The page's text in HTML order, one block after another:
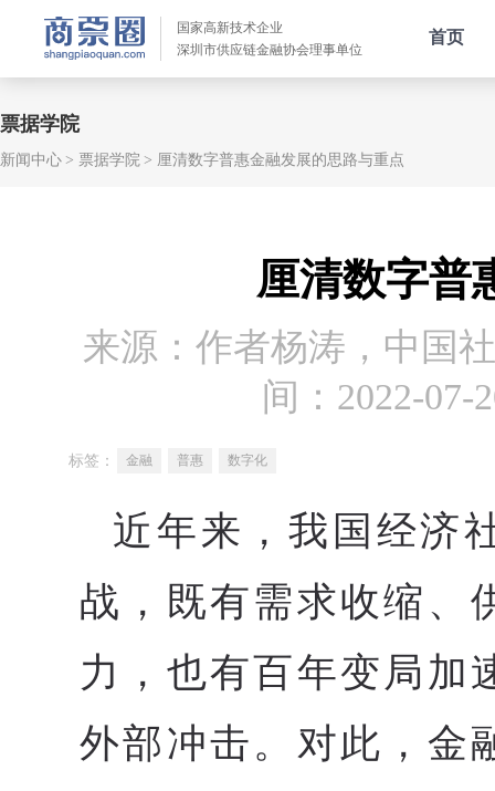
国家高新技术企业
深圳市供应链金融协会理事单位
首页
票据学院
新闻中心 票据学院 厘清数字普惠金融发展的思路与重点
厘清数字普
来源：作者杨涛，中国
间：2022-07-
标签： 金融 普惠 数字化
近年来，我国经济
战，既有需求收缩、
力，也有百年变局加
外部冲击。对此，金